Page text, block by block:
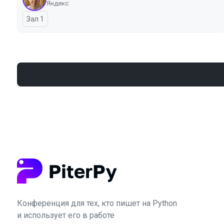
Яндекс
Зал 1
Конференция для тех, кто пишет на Python
и использует его в работе